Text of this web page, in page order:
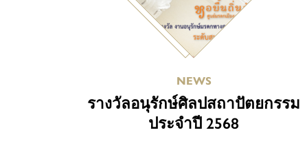
NEWS
รางวัลอนุรักษ์ศิลปสถาปัตยกรรม
ประจำปี 2568